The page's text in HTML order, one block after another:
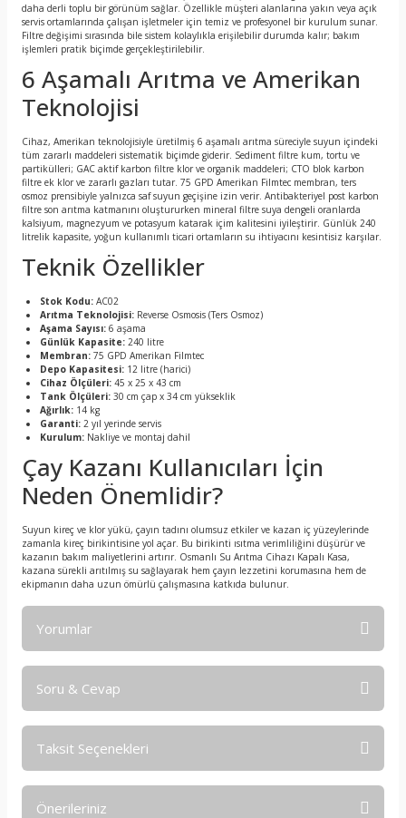
daha derli toplu bir görünüm sağlar. Özellikle müşteri alanlarına yakın veya açık
servis ortamlarında çalışan işletmeler için temiz ve profesyonel bir kurulum sunar.
Filtre değişimi sırasında bile sistem kolaylıkla erişilebilir durumda kalır; bakım
işlemleri pratik biçimde gerçekleştirilebilir.
6 Aşamalı Arıtma ve Amerikan
Teknolojisi
Cihaz, Amerikan teknolojisiyle üretilmiş 6 aşamalı arıtma süreciyle suyun içindeki
tüm zararlı maddeleri sistematik biçimde giderir. Sediment filtre kum, tortu ve
partikülleri; GAC aktif karbon filtre klor ve organik maddeleri; CTO blok karbon
filtre ek klor ve zararlı gazları tutar. 75 GPD Amerikan Filmtec membran, ters
osmoz prensibiyle yalnızca saf suyun geçişine izin verir. Antibakteriyel post karbon
filtre son arıtma katmanını oluştururken mineral filtre suya dengeli oranlarda
kalsiyum, magnezyum ve potasyum katarak içim kalitesini iyileştirir. Günlük 240
litrelik kapasite, yoğun kullanımlı ticari ortamların su ihtiyacını kesintisiz karşılar.
Teknik Özellikler
Stok Kodu: AC02
Arıtma Teknolojisi: Reverse Osmosis (Ters Osmoz)
Aşama Sayısı: 6 aşama
Günlük Kapasite: 240 litre
Membran: 75 GPD Amerikan Filmtec
Depo Kapasitesi: 12 litre (harici)
Cihaz Ölçüleri: 45 x 25 x 43 cm
Tank Ölçüleri: 30 cm çap x 34 cm yükseklik
Ağırlık: 14 kg
Garanti: 2 yıl yerinde servis
Kurulum: Nakliye ve montaj dahil
Çay Kazanı Kullanıcıları İçin
Neden Önemlidir?
Suyun kireç ve klor yükü, çayın tadını olumsuz etkiler ve kazan iç yüzeylerinde
zamanla kireç birikintisine yol açar. Bu birikinti ısıtma verimliliğini düşürür ve
kazanın bakım maliyetlerini artırır. Osmanlı Su Arıtma Cihazı Kapalı Kasa,
kazana sürekli arıtılmış su sağlayarak hem çayın lezzetini korumasına hem de
ekipmanın daha uzun ömürlü çalışmasına katkıda bulunur.
Yorumlar
Soru & Cevap
Ürün hakkında henüz soru sorulmamış.
Taksit Seçenekleri
Önerileriniz